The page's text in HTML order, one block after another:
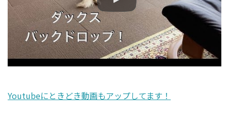
Youtubeにときどき動画もアップしてます！